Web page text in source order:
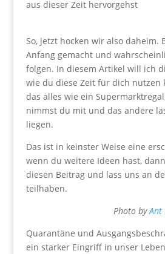
So, jetzt hocken wir also daheim.
Anfang gemacht und
folgen. In diesem Artikel will ich
wie du diese Zeit für dich nutzen
das alles wie ein
nimmst du mit und das andere
liegen.
Das ist in keinster Weise eine
wenn du weitere Ideen hast,
diesen Beitrag und lass uns an
teilhaben.
Photo byAnt
Quarantäne und
ein starker Eingriff in unser